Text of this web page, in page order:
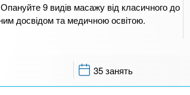
9 видів масажу від класичного до
досвідом та медичною освітою.
35 занять